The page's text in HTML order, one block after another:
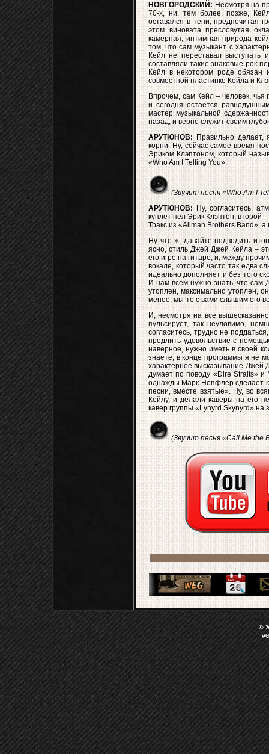
НОВГОРОДСКИЙ:Несмотря на
70-х, ни, тем более, позже,
оставался в тени, предпочитая
этом виновата пресловутая
камерная, интимная природа
том, что сам музыкант с
Кейл не переставал
составляли такие знаковые рок-
Кейл в некотором роде обязан
совместной пластинке Кейла и
Впрочем, сам Кейл – человек, чья
и сегодня остается
мастер музыкальной
назад, и верно служит своим
АРУТЮНОВ:Правильно делает,
корни. Ну, сейчас самое время
Эриком Клэптоном, который
«Who Am I Telling You».
(Звучит песня «Who Am I
АРУТЮНОВ:Ну, согласитесь,
куплет пел Эрик Клэптон, второй
Тракс из «Allman Brothers Band»,
Ну что ж, давайте подводить
ясно, стиль Джей Джей Кейла –
его игре на гитаре, и, между
вокале, который часто так едва
идеально дополняет и без того
И нам всем нужно знать, что сам
утоплен, максимально утоплен,
менее, мы-то с вами слышим его
И, несмотря на все
пульсирует, так неуловимо,
согласитесь, трудно не
продлить удовольствие с
наверное, нужно иметь в своей
знаете, в конце программы я не
характерное высказывание Джей
думает по поводу «Dire Straits»
однажды Марк Нопфлер сделает
песни, вместе взятые». Ну, во
Кейлу, и делали каверы на его
кавер группы «Lynyrd Skynyrd»
(Звучит песня «Call Me the
©